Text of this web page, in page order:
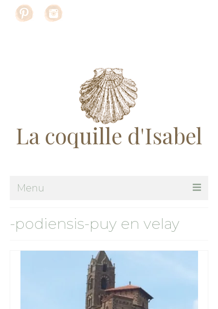
La coquille d'Isabel
Menu
chemin de Montaigne
-podiensis-puy en velay